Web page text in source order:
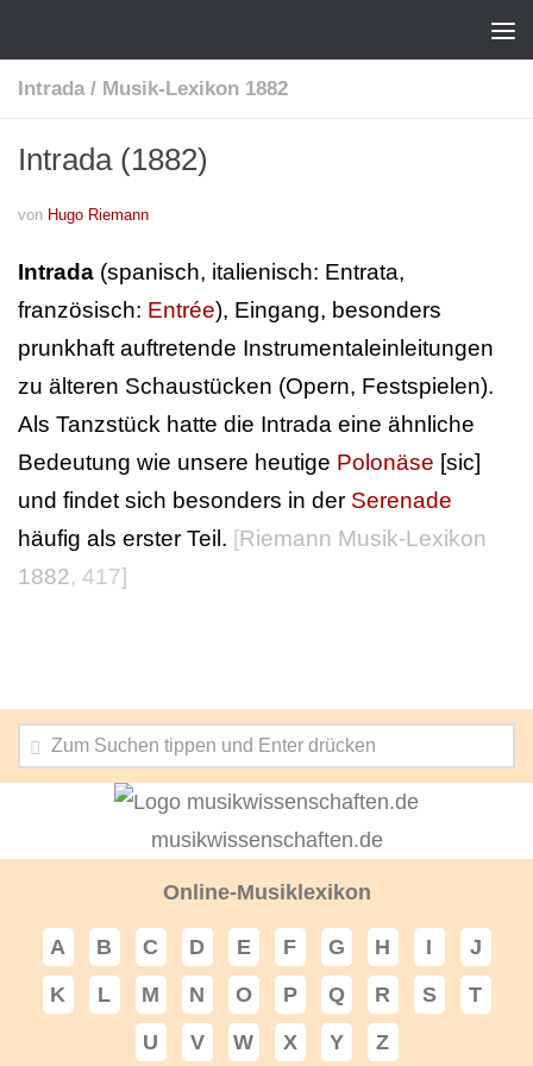
Intrada / Musik-Lexikon 1882
Intrada (1882)
von Hugo Riemann
Intrada (spanisch, italienisch: Entrata,
französisch: Entrée), Eingang, besonders
prunkhaft auftretende Instrumentaleinleitungen
zu älteren Schaustücken (Opern, Festspielen).
Als Tanzstück hatte die Intrada eine ähnliche
Bedeutung wie unsere heutige Polonäse [sic]
und findet sich besonders in der Serenade
häufig als erster Teil. [Riemann Musik-Lexikon
1882, 417]
musikwissenschaften.de
Online-Musiklexikon
A B C D E F G H I
J
K
L M N O P Q R S
T
U
V W X Y Z